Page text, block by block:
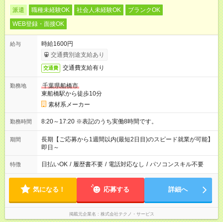
派遣 職種未経験OK 社会人未経験OK
ブランクOK
WEB登録・面接OK
給与
時給1600円
交通費別途支給あり
交通費 交通費支給有り
勤務地
千葉県船橋市
東船橋駅から徒歩10分
素材系メーカー
勤務時間 8:20～17:20 ※表記のうち実働8時間です。
期間
長期【ご応募から1週間以内(最短2日目)のスピード就業が可能】
即日～
特徴 日払いOK / 履歴書不要 / 電話対応なし / パソコンスキル不要
気になる！ 応募する 詳細へ
掲載元企業名 株式会社テクノ・サービス